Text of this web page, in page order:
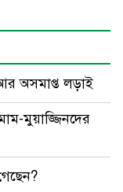
অসমাপ্ত লড়াই
মুয়াজ্জিনদের